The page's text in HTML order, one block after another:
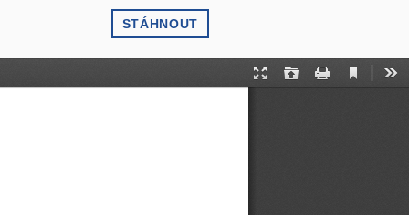
STÁHNOUT